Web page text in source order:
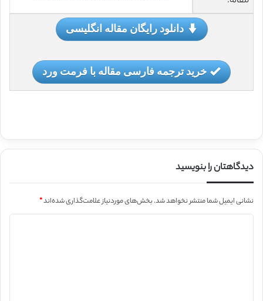
دانلود رایگان مقاله انگلیسی
خرید ترجمه فارسی مقاله با فرمت ورد
دیدگاهتان را بنویسید
نشانی ایمیل شما منتشر نخواهد شد.بخش‌های موردنیاز علامت‌گذاری شده‌اند*